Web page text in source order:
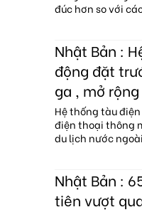
đúc hơn so với
Nhật Bản :
động đặt
ga , mở
Hệ thống tàu
điện thoại thông
du lịch nước
Nhật Bản :
tiên vượt